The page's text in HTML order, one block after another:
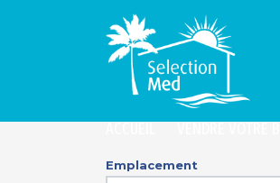
Emplacement